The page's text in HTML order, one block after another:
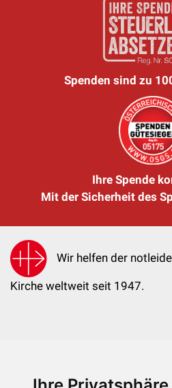
Spenden sind zu
Ihre Spende
Mit der Sicherheit des
Wir helfen der
Kirche weltweit seit 1947.
KIRCHE IN NOT -